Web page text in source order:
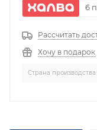
6
Рассчитать
Хочу в подарок
Страна